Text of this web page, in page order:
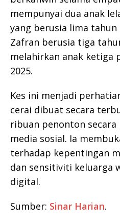
mempunyai dua anak
yang berusia lima tahun
Zafran berusia tiga
melahirkan anak ketiga
2025.
Kes ini menjadi
cerai dibuat secara
ribuan penonton secara
media sosial. Ia
terhadap kepentingan
dan sensitiviti keluarga
digital.
Sumber: Sinar Harian.